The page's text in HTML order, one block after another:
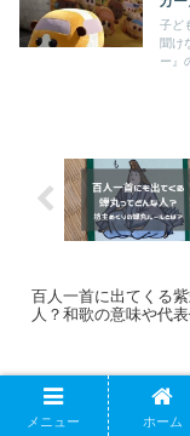
子ど
聞け
ー』
百人一首に出てくる
人？和歌の意味や代
コメント
メニュー ホーム